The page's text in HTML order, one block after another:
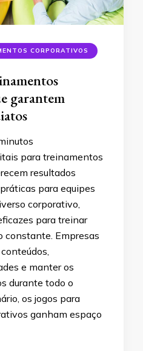
CORPORATIVOS
garantem
para treinamentos
resultados
para equipes
corporativo,
para treinar
constante. Empresas
e manter os
durante todo o
os jogos para
ganham espaço